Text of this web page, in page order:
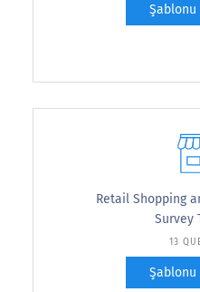
Şablonu
Retail Shopping
Survey
13
Şablonu